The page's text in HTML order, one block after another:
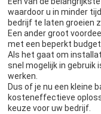
waardoor u in minder
bedrijf te laten groeien
Een ander groot
met een beperkt
Als het gaat om
snel mogelijk in gebruik
werken.
Dus of je nu een kleine
kosteneffectieve
keuze voor uw bedrijf.